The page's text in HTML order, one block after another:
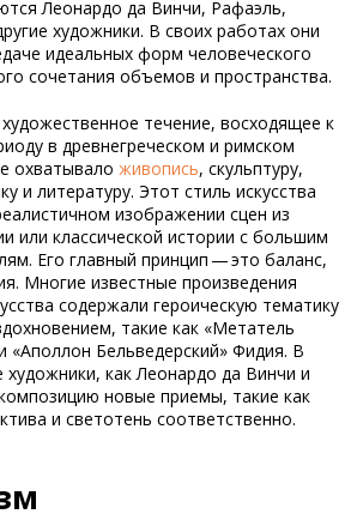
Леонардо да Винчи, Рафаэль,
художники. В своих работах они
идеальных форм человеческого
сочетания объемов и пространства.
течение, восходящее к
в древнегреческом и римском
охватывало живопись, скульптуру,
и литературу. Этот стиль искусства
изображении сцен из
или классической истории с большим
Его главный принцип — это баланс,
Многие известные произведения
содержали героическую тематику
такие как «Метатель
«Аполлон Бельведерский» Фидия. В
художники, как Леонардо да Винчи и
новые приемы, такие как
и светотень соответственно.